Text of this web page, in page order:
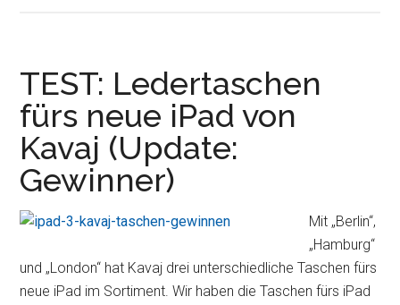
erleichtert
Textänderungen
TEST: Ledertaschen
fürs neue iPad von
Kavaj (Update:
Gewinner)
Mit „Berlin“,
„Hamburg“
und „London“ hat Kavaj drei unterschiedliche Taschen fürs
neue iPad im Sortiment. Wir haben die Taschen fürs iPad